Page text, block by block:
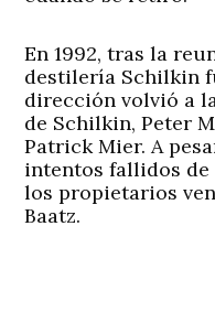
En 1992, tras la
destilería Schilkin
dirección volvió a
de Schilkin, Peter
Patrick Mier. A
intentos fallidos de
los propietarios
Baatz.